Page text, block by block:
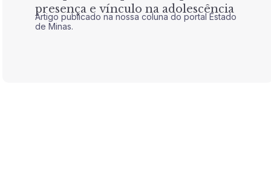
presença e vínculo na adolescência
Artigo publicado na nossa coluna do portal Estado
de Minas.